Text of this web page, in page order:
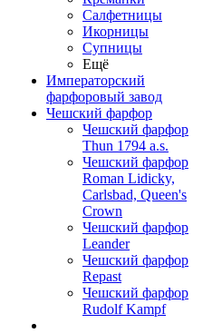
Салфетницы
Икорницы
Супницы
Ещё
Императорский
фарфоровый завод
Чешский фарфор
Чешский фарфор
Thun 1794 a.s.
Чешский фарфор
Roman Lidicky,
Carlsbad, Queen's
Crown
Чешский фарфор
Leander
Чешский фарфор
Repast
Чешский фарфор
Rudolf Kampf